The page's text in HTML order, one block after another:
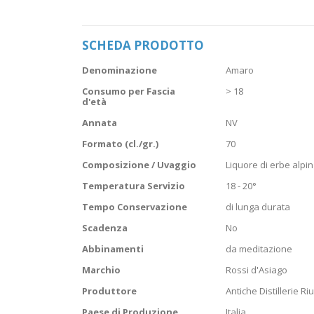
galleria
immagini
SCHEDA PRODOTTO
Scheda
Denominazione
Amaro
Consumo per Fascia
d'età
> 18
Annata
NV
Formato (cl./gr.)
70
Composizione / Uvaggio
Liquore di erbe
Temperatura Servizio
18 - 20°
Tempo Conservazione
di lunga durata
Scadenza
No
Abbinamenti
da meditazione
Marchio
Rossi d'Asiago
Produttore
Antiche Distillerie